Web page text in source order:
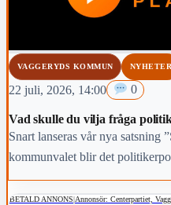
VAGGERYDS KOMMUN NYHETER
22 juli, 2026, 14:00 0
Vad skulle du vilja fråga
Snart lanseras vår nya
kommunvalet blir det
BETALD ANNONS Annonsör: Centerpartiet,